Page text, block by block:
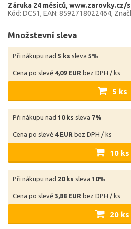
Záruka 24 měsíců www.zarovky.cz/
Kód: DC51 EAN: 8592718022464
Množstevní sleva
Při nákupu nad 5 ks sleva 5%
Cena po slevě 4,09 EUR bez DPH / ks
5 ks
Při nákupu nad 10 ks sleva 7%
Cena po slevě 4 EUR bez DPH / ks
10 ks
Při nákupu nad 20 ks sleva 10%
Cena po slevě 3,88 EUR bez DPH / ks
20 ks